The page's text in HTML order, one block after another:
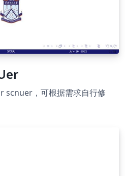
scnuer，可根据需求自行修